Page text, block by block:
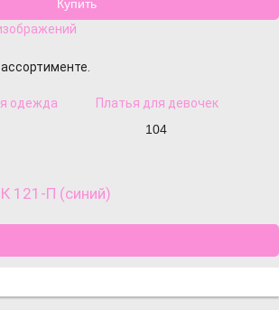
одежда
Платья для девочек
104
121-П (синий)